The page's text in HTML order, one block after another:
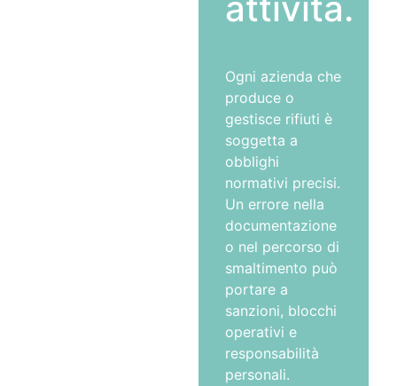
Ogni azienda che
produce o
gestisce rifiuti è
soggetta a
obblighi
normativi precisi.
Un errore nella
documentazione
o nel percorso di
smaltimento può
portare a
sanzioni, blocchi
operativi e
responsabilità
personali.